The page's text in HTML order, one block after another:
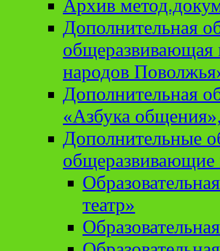
Архив
Дополнительная
народов
Дополнительная
«Азбука
Дополнительные
театр»